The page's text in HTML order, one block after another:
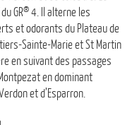
GR® 4. Il alterne les
et odorants du Plateau de
Sainte-Marie et St Martin
en suivant des passages
en dominant
et d’Esparron.